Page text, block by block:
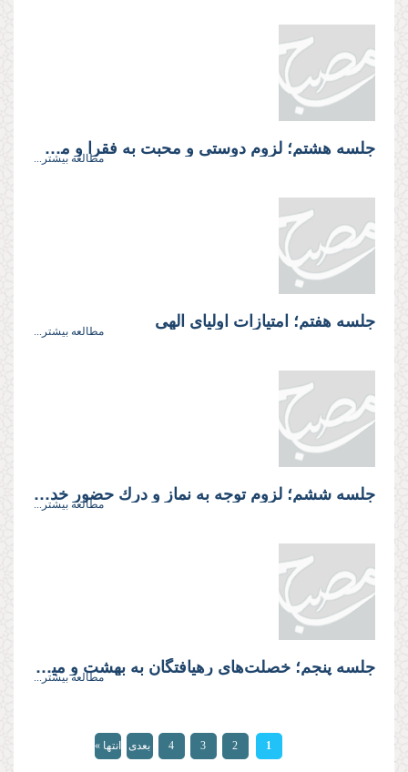
جلسه هشتم؛ لزوم دوستى و محبت به فقرا و مستمندان
مطالعه بیشتر...
جلسه هفتم؛ امتيازات اولياى الهى مطالعه بیشتر...
جلسه ششم؛ لزوم توجه به نماز و درك حضور خداوند
مطالعه بیشتر...
جلسه پنجم؛ خصلت‌های رهيافتگان به بهشت و ميراث گرسنگى و سكوت
مطالعه بیشتر...
صفحه‌ها 1
2
3
4 بعدی انتها »